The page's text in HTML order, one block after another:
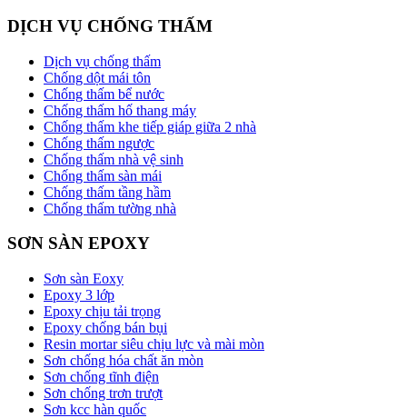
DỊCH VỤ CHỐNG THẤM
Dịch vụ chống thấm
Chống dột mái tôn
Chống thấm bể nước
Chống thấm hố thang máy
Chống thấm khe tiếp giáp giữa 2 nhà
Chống thấm ngược
Chống thấm nhà vệ sinh
Chống thấm sàn mái
Chống thấm tầng hầm
Chống thấm tường nhà
SƠN SÀN EPOXY
Sơn sàn Eoxy
Epoxy 3 lớp
Epoxy chịu tải trọng
Epoxy chống bán bụi
Resin mortar siêu chịu lực và mài mòn
Sơn chống hóa chất ăn mòn
Sơn chống tĩnh điện
Sơn chống trơn trượt
Sơn kcc hàn quốc